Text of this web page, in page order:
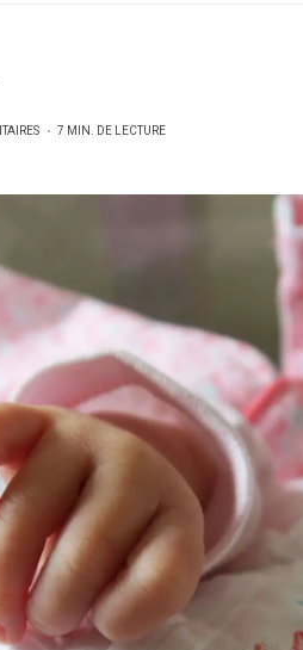
7 MIN. DE LECTURE